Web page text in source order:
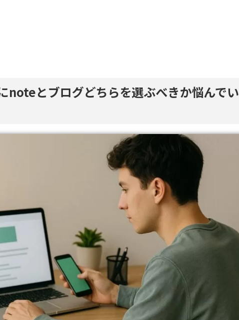
noteとブログどちらを選ぶべきか悩んでい